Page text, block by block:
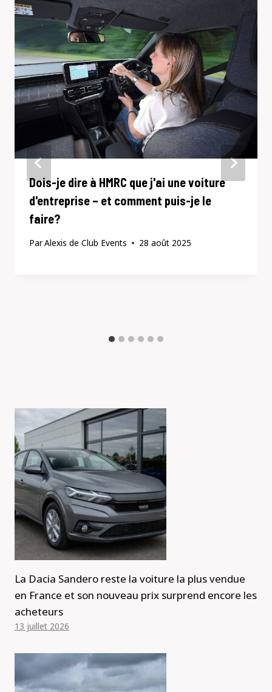
Dois-je dire à HMRC que j'ai une voiture
d'entreprise – et comment puis-je le
faire?
ParAlexis de Club Events 28 août 2025
La Dacia Sandero reste la voiture la plus vendue
en France et son nouveau prix surprend encore les
acheteurs
13 juillet 2026